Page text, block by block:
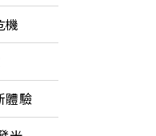
機
體驗